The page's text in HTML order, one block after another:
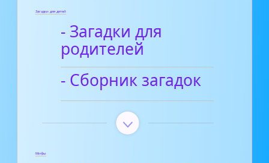
Загадки для детей
- Загадки для
родителей
- Сборник загадок
Мифы